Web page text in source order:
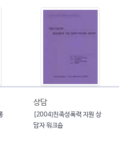
상담
[2004]친족성폭력 지원 상
담자 워크숍